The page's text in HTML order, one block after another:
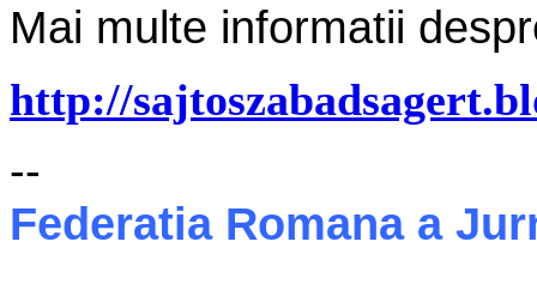
Mai multe informatii
http://
--
Federatia Romana a